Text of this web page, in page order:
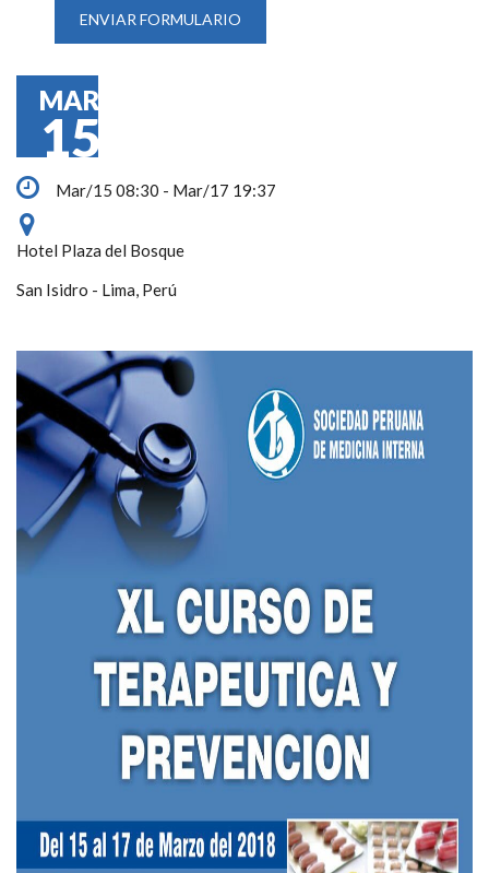
MAR
15
Mar/15 08:30 - Mar/17 19:37
Hotel Plaza del Bosque
San Isidro - Lima, Perú